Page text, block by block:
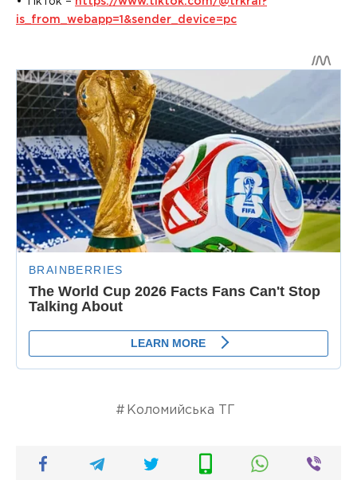
is_from_webapp=1&sender_device=pc
Коломийська ТГ